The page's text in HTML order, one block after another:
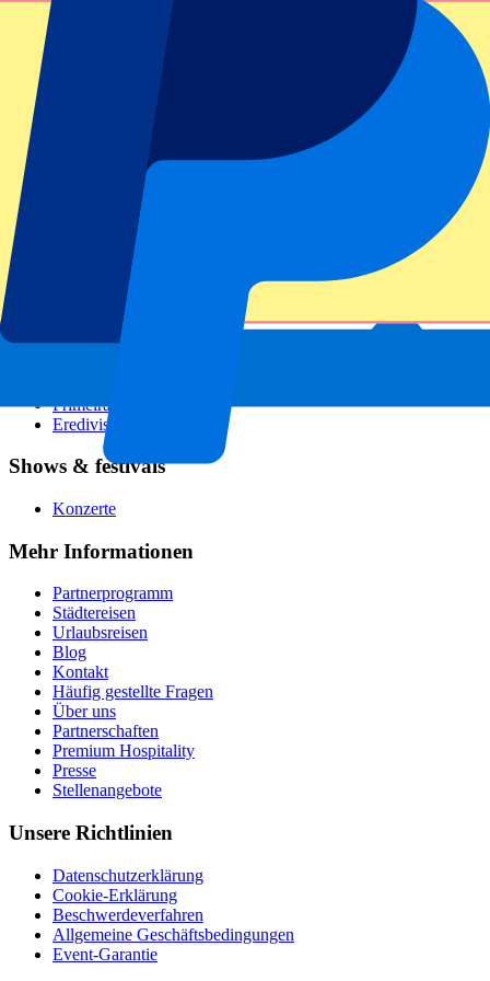
Alle Sportarten
Fußballligen
Champions League
Premier League
Serie A
Primeira Liga
Eredivisie
Shows & festivals
Konzerte
Mehr Informationen
Partnerprogramm
Städtereisen
Urlaubsreisen
Blog
Kontakt
Häufig gestellte Fragen
Über uns
Partnerschaften
Premium Hospitality
Presse
Stellenangebote
Unsere Richtlinien
Datenschutzerklärung
Cookie-Erklärung
Beschwerdeverfahren
Allgemeine Geschäftsbedingungen
Event-Garantie